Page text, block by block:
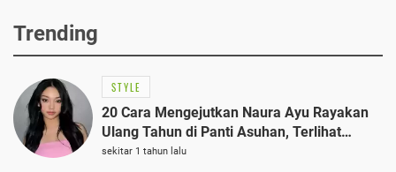
Trending
STYLE
20 Cara Mengejutkan Naura Ayu Rayakan
Ulang Tahun di Panti Asuhan, Terlihat
Anggun dengan Kaftan Cokelat
sekitar 1 tahun lalu